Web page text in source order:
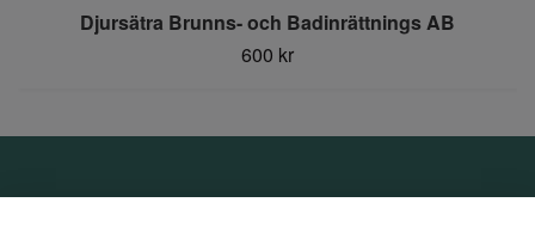
Djursätra Brunns- och Badinrättnings AB
600 kr